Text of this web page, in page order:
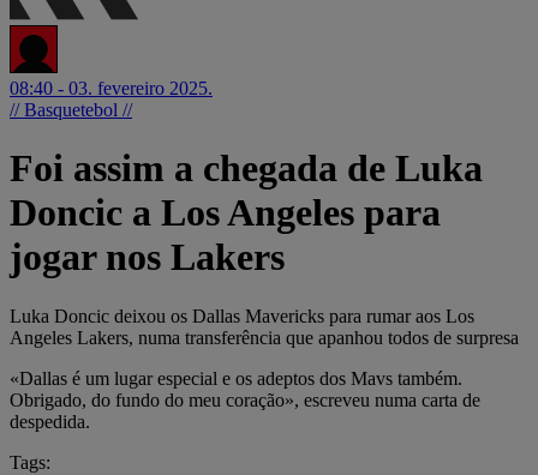
08:40 - 03. fevereiro 2025.
// Basquetebol //
Foi assim a chegada de Luka
Doncic a Los Angeles para
jogar nos Lakers
Luka Doncic deixou os Dallas Mavericks para rumar aos Los
Angeles Lakers, numa transferência que apanhou todos de surpresa
«Dallas é um lugar especial e os adeptos dos Mavs também.
Obrigado, do fundo do meu coração», escreveu numa carta de
despedida.
Tags: